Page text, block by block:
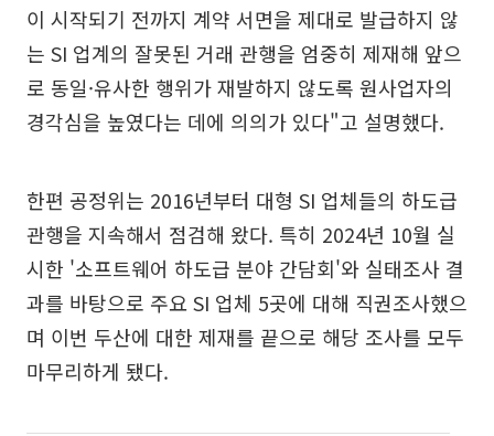
이 시작되기 전까지 계약 서면을 제대로 발급하지 않
는 SI 업계의 잘못된 거래 관행을 엄중히 제재해 앞으
로 동일·유사한 행위가 재발하지 않도록 원사업자의
경각심을 높였다는 데에 의의가 있다"고 설명했다.
한편 공정위는 2016년부터 대형 SI 업체들의 하도급
관행을 지속해서 점검해 왔다. 특히 2024년 10월 실
시한 '소프트웨어 하도급 분야 간담회'와 실태조사 결
과를 바탕으로 주요 SI 업체 5곳에 대해 직권조사했으
며 이번 두산에 대한 제재를 끝으로 해당 조사를 모두
마무리하게 됐다.